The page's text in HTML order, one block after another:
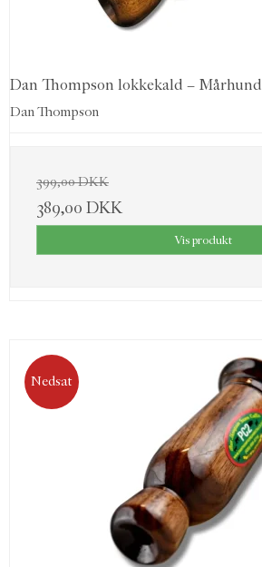
Dan Thompson lokkekald – Mårhund
Dan Thompson
399,00 DKK
389,00 DKK
Vis produkt
Nedsat